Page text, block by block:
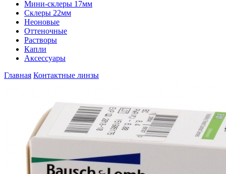
Мини-склеры 17мм
Склеры 22мм
Неоновые
Оттеночные
Растворы
Капли
Аксессуары
Главная Контактные линзы